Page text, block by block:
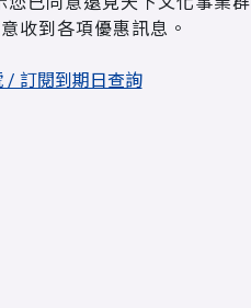
收到各項優惠訊息。
/ 訂閱到期日查詢